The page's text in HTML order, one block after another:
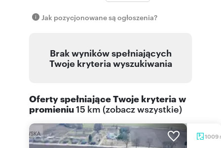
Jak pozycjonowane są ogłoszenia?
Brak wyników spełniających
Twoje kryteria wyszukiwania
Oferty spełniające Twoje kryteria w
promieniu15 km (zobacz wszystkie)
1009